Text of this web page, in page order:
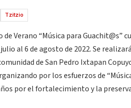
Tzitzio
Verano “Música para Guachit@s”
al 6 de agosto de 2022. Se
de San Pedro Ixtapan
por los esfuerzos de
por el fortalecimiento y la